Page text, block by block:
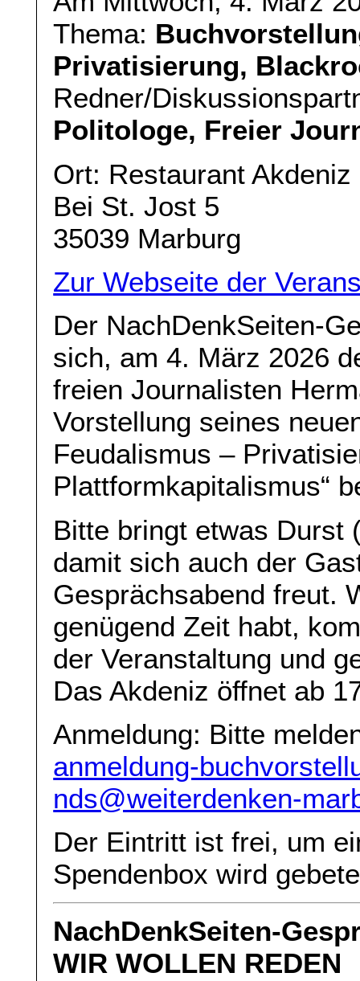
Thema:
Privatisierung,
Redner/
Politologe, Freier
Ort: Restaurant Akdeniz
Bei St. Jost 5
35039 Marburg
Zur Webseite der
Der NachDenkSeiten-
sich, am 4. März 2026
freien Journalisten
Vorstellung seines
Feudalismus –
Plattformkapitalismus“
Bitte bringt etwas Durst
damit sich auch der
Gesprächsabend freut.
genügend Zeit habt,
der Veranstaltung und
Das Akdeniz öffnet ab
Anmeldung: Bitte
anmeldung-
nds@weiterdenken-
Der Eintritt ist frei, um
Spendenbox wird
NachDenkSeiten-
WIR WOLLEN REDEN